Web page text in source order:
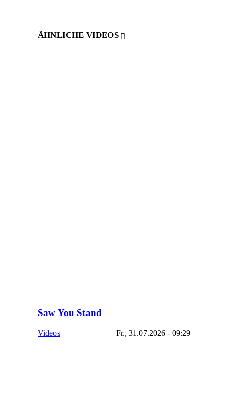
ÄHNLICHE VIDEOS
Saw You Stand
Videos Fr., 31.07.2026 - 09:29